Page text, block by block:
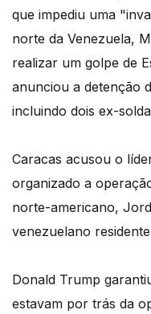
que impediu uma
norte da Venezuela,
realizar um golpe de
anunciou a detenção
incluindo dois ex-
Caracas acusou o
organizado a
norte-americano,
venezuelano
Donald Trump
estavam por trás da